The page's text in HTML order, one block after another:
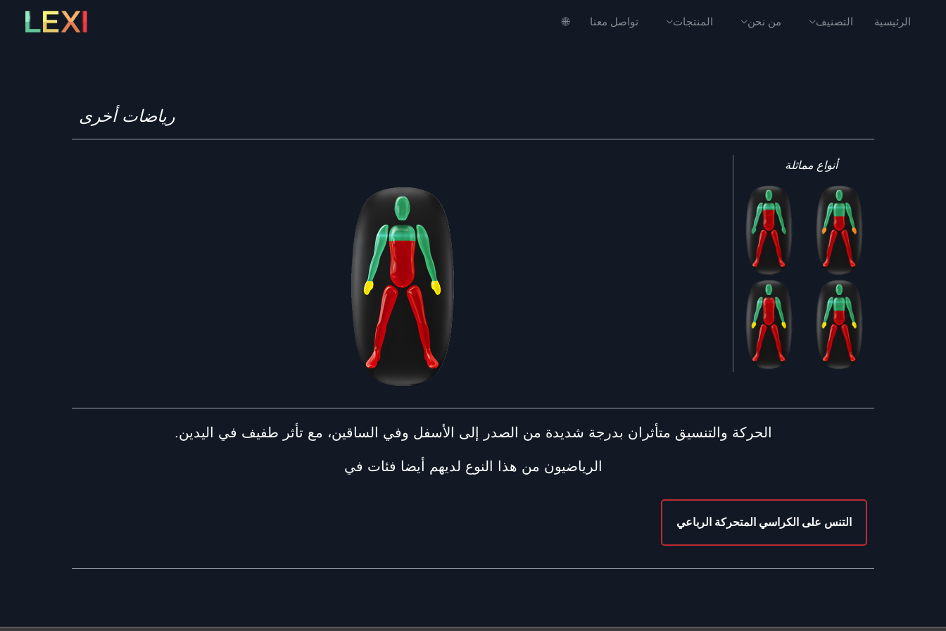
الرئيسية التصنيف من نحن المنتجات تواصل معنا 🌐
رياضات أخرى
أنواع مماثلة
الحركة والتنسيق متأثران بدرجة شديدة من الصدر إلى الأسفل وفي الساقين، مع تأثر طفيف في اليدين.
الرياضيون من هذا النوع لديهم أيضا فئات في
التنس على الكراسي المتحركة الرباعي